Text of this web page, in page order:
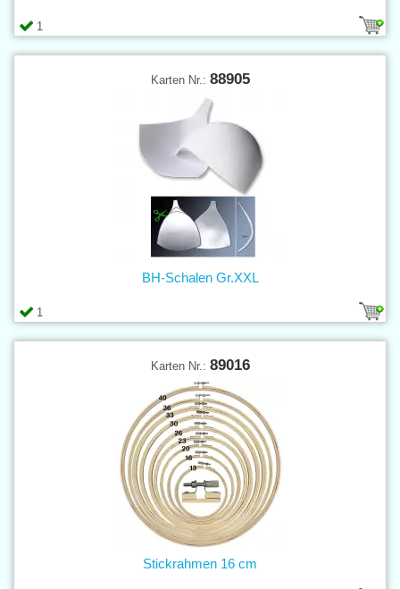
1
Karten Nr.: 88905
1
BH-Schalen Gr.XXL
Karten Nr.: 89016
Stickrahmen 16 cm